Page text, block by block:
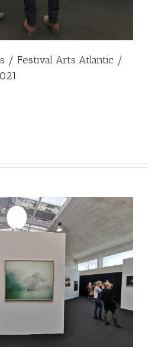
/ Festival Arts Atlantic /